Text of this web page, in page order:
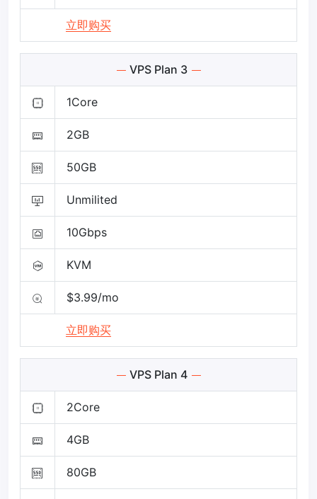
立即购买
VPS Plan 3
1Core
2GB
50GB
Unmilited
10Gbps
KVM
$3.99/mo
立即购买
VPS Plan 4
2Core
4GB
80GB